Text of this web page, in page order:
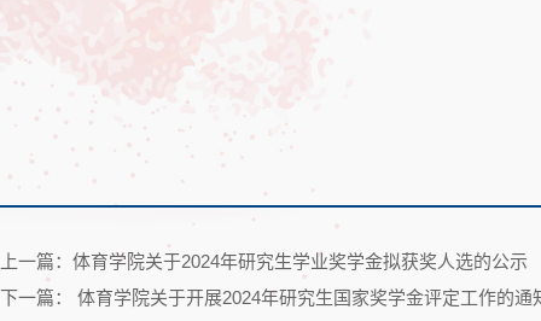
上一篇：体育学院关于2024年研究生学业奖学金拟获奖人选的公示
下一篇： 体育学院关于开展2024年研究生国家奖学金评定工作的通